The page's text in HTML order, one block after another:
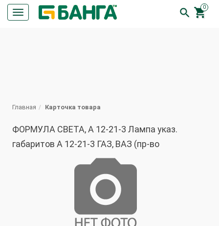
Кнопка
меню
0


Главная Карточка товара
ФОРМУЛА СВЕТА, А 12-21-3 Лампа указ.
габаритов А 12-21-3 ГАЗ, ВАЗ (пр-во